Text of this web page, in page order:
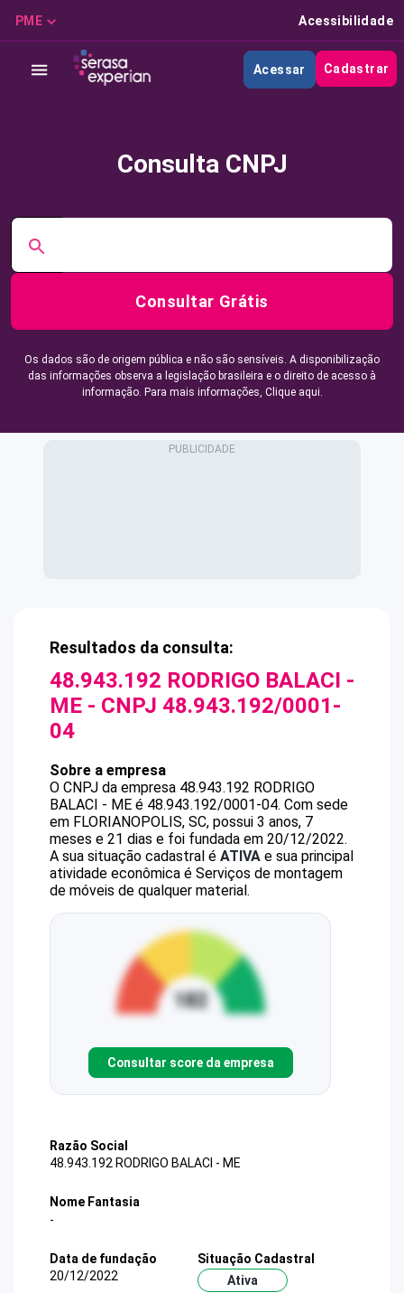
PME Acessibilidade
Acessar Cadastrar
Consulta CNPJ
Consultar Grátis
Os dados são de origem pública e não são sensíveis. A disponibilização
das informações observa a legislação brasileira e o direito de acesso à
informação. Para mais informações, Clique aqui.
Resultados da consulta:
48.943.192 RODRIGO BALACI -
ME - CNPJ 48.943.192/0001-
04
Sobre a empresa
O CNPJ da empresa 48.943.192 RODRIGO
BALACI - ME é 48.943.192/0001-04. Com sede
em FLORIANOPOLIS, SC, possui 3 anos, 7
meses e 21 dias e foi fundada em 20/12/2022.
A sua situação cadastral é ATIVA e sua principal
atividade econômica é Serviços de montagem
de móveis de qualquer material.
Consultar score da empresa
Razão Social
48.943.192 RODRIGO BALACI - ME
Nome Fantasia
-
Data de fundação
20/12/2022
Situação Cadastral
Ativa